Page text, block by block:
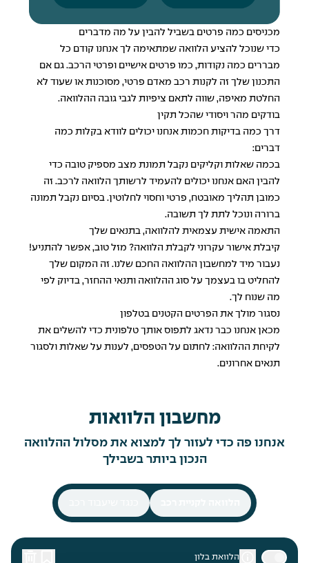
מכניסים כמה פרטים בשביל להבין על מה מדברים
כדי שנוכל להציע הלוואה שמתאימה לך אנחנו קודם כל
מבררים כמה נקודות, כמו פרטים אישיים ופרטי הרכב. גם אם
התכנון שלך זה לקנות רכב מאדם פרטי, מסוכנות או שעוד לא
החלטת מאיפה, שווה לתאם ציפיות לגבי גובה ההלוואה.
בודקים מהר ויסודי שהכל תקין
דרך כמה בדיקות חכמות אנחנו יכולים לוודא בקלות כמה
דברים:
בכמה שאלות וקליקים נקבל תמונת מצב מספיק טובה כדי
להבין האם אנחנו יכולים להעמיד לרשותך הלוואה לרכב. זה
כמובן תהליך מאובטח, פרטי וחסוי לחלוטין. בסיום נקבל תמונה
ברורה ונוכל לתת לך תשובה.
התאמה אישית עצמאית להלוואה, בתנאים שלך
קיבלת אישור עקרוני לקבלת הלוואה? מזל טוב, אפשר להתניע!
נעבור מיד למחשבון ההלוואה החכם שלנו. זה המקום שלך
להחליט בו בעצמך על סוג ההלוואה ותנאי ההחזר, בדיוק לפי
מה שנוח לך.
נסגור מולך את הפרטים הקטנים בטלפון
מכאן אנחנו כבר נדאג לתפוס אותך טלפונית כדי להשלים את
לקיחת ההלוואה: לחתום על הטפסים, לענות על שאלות ולסגור
תנאים אחרונים.
מחשבון הלוואות
אנחנו פה כדי לעזור לך למצוא את מסלול ההלוואה
הנכון ביותר בשבילך
הלוואת בלון